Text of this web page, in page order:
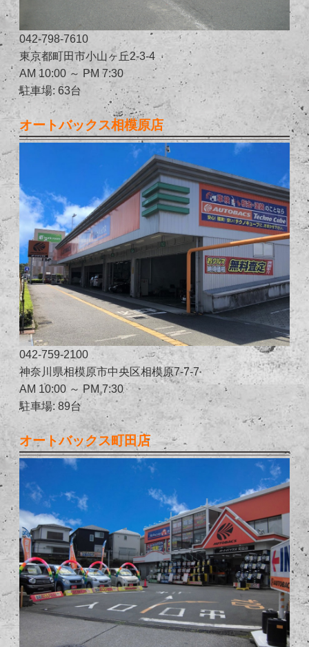
042-798-7610
東京都町田市小山ヶ丘2-3-4
AM 10:00 ～ PM 7:30
駐車場: 63台
オートバックス相模原店
042-759-2100
神奈川県相模原市中央区相模原7-7-7
AM 10:00 ～ PM 7:30
駐車場: 89台
オートバックス町田店